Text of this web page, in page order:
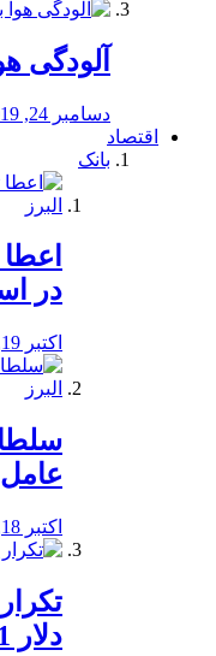
آلودگی
دسامبر 24, 2019
اقتصاد
بانک
در
اکتبر 19, 2019
عامل
اکتبر 18, 2019
دلار 11 400